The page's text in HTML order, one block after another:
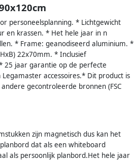
personeelsplanning. * Lichtgewicht
en krassen. * Het hele jaar in n
* Frame: geanodiseerd aluminium. *
22x70mm. * Inclusief
25 jaar garantie op de perfecte
accessoires.* Dit product is
gecontroleerde bronnen (FSC
zijn magnetisch dus kan het
dat als een whiteboard
als persoonlijk planbord.Het hele jaar